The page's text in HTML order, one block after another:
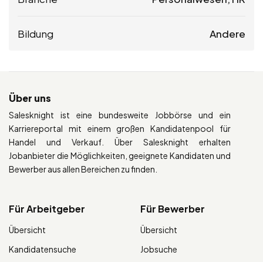
Bildung Andere
Über uns
Salesknight ist eine bundesweite Jobbörse und ein
Karriereportal mit einem großen Kandidatenpool für
Handel und Verkauf. Über Salesknight erhalten
Jobanbieter die Möglichkeiten, geeignete Kandidaten und
Bewerber aus allen Bereichen zu finden.
Für Arbeitgeber
Übersicht
Kandidatensuche
Für Bewerber
Übersicht
Jobsuche